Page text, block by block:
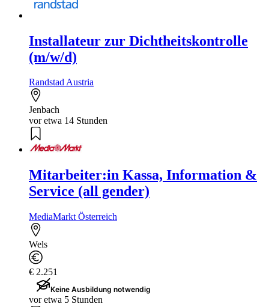
Installateur zur Dichtheitskontrolle
(m/w/d)
Randstad Austria
Jenbach
vor etwa 14 Stunden
Mitarbeiter:in Kassa, Information &
Service (all gender)
MediaMarkt Österreich
Wels
€ 2.251
Keine Ausbildung notwendig
vor etwa 5 Stunden